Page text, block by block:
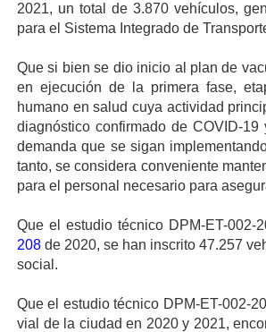
2021, un total de 3.870 vehículos,
para el Sistema Integrado de
Que si bien se dio inicio al plan de
en ejecución de la primera fase,
humano en salud cuya actividad
diagnóstico confirmado de COVID-
demanda que se sigan
tanto, se considera conveniente
para el personal necesario para
Que el estudio técnico DPM-ET-
208 de 2020, se han inscrito 47.257
social.
Que el estudio técnico DPM-ET-002-
vial de la ciudad en 2020 y 2021,